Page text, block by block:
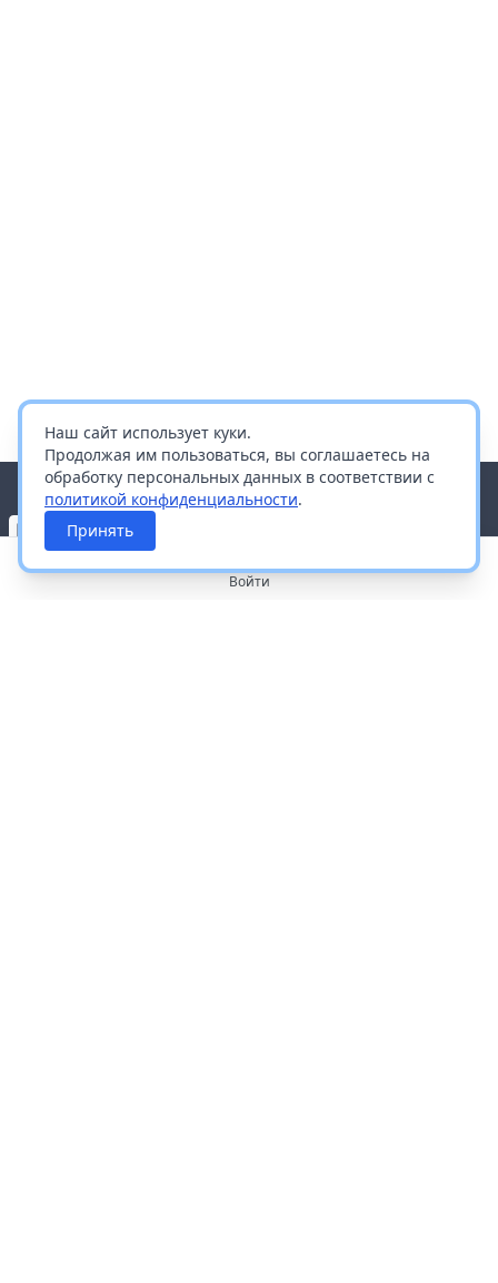
Наш сайт использует куки.
Продолжая им пользоваться, вы соглашаетесь на
обработку персональных данных в соответствии с
политикой конфиденциальности.
Принять
Войти